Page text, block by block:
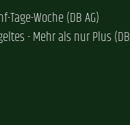
Tage-Woche (DB AG)
- Mehr als nur Plus